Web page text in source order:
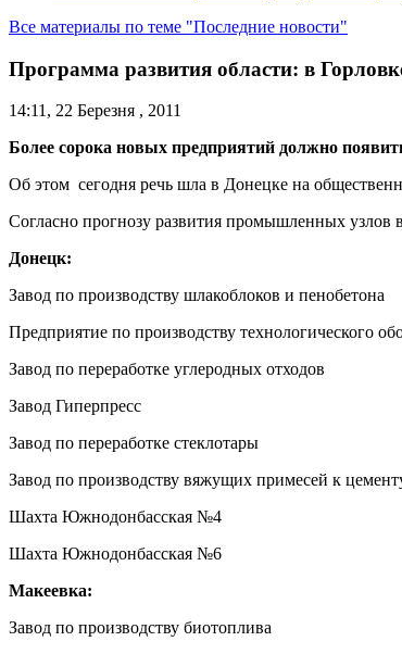
Все материалы по теме "Последние новости"
Программа развития области: в
14:11, 22 Березня , 2011
Более сорока новых предприятий должно
Об этом cегодня речь шла в Донецке на
Согласно прогнозу развития промышленных узлов
Донецк:
Завод по производству шлакоблоков и пенобетона
Предприятие по производству технологического
Завод по переработке углеродных отходов
Завод Гиперпресс
Завод по переработке стеклотары
Завод по производству вяжущих примесей к
Шахта Южнодонбасская №4
Шахта Южнодонбасская №6
Макеевка:
Завод по производству биотоплива